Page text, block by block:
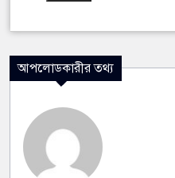
আপলোডকারীর তথ্য